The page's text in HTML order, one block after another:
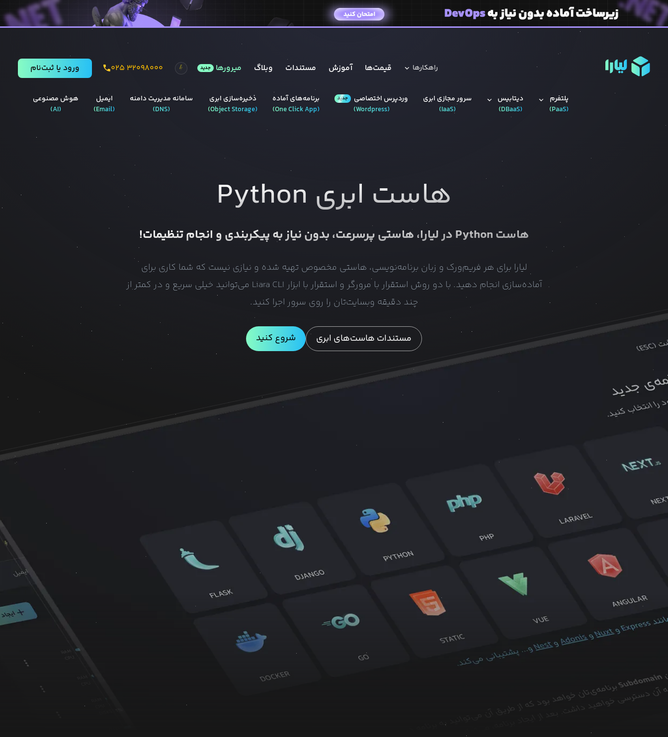
راهکار‌ها قیمت‌ها آموزش مستندات وبلاگ میرورها جدید ۰۲۵ ۳۲۰۹۸۰۰۰ ورود يا ثبت‌نام
هوش مصنوعی
(
AI
)
ایمیل
(
Email
)
سامانه مدیریت دامنه
(
DNS
)
ذخیره‌سازی ابری
(
Object Storage
)
برنامه‌های آماده
(
One Click App
)
وردپرس‌ اختصاصی جدید
(
Wordpress
)
سرور مجازی ابری
(
IaaS
)
دیتابیس‌
(
DBaaS
)
پلتفرم
(
PaaS
)
هاست ابری Python
هاستPythonدر لیارا، هاستی پرسرعت، بدون نیاز به پیکربندی و انجام تنظیمات!
لیارا برای هر فریم‌ورک و زبان برنامه‌نویسی، هاستی مخصوص تهیه شده و نیازی نیست که شما کاری برای
آماده‌سازی انجام دهید. با دو روش استقرار با مرورگر و استقرار با ابزار Liara CLI می‌توانید خیلی سریع و در کمتر از
چند دقیقه وبسایت‌تان را روی سرور اجرا کنید.
مستندات هاست‌های ابری شروع کنید